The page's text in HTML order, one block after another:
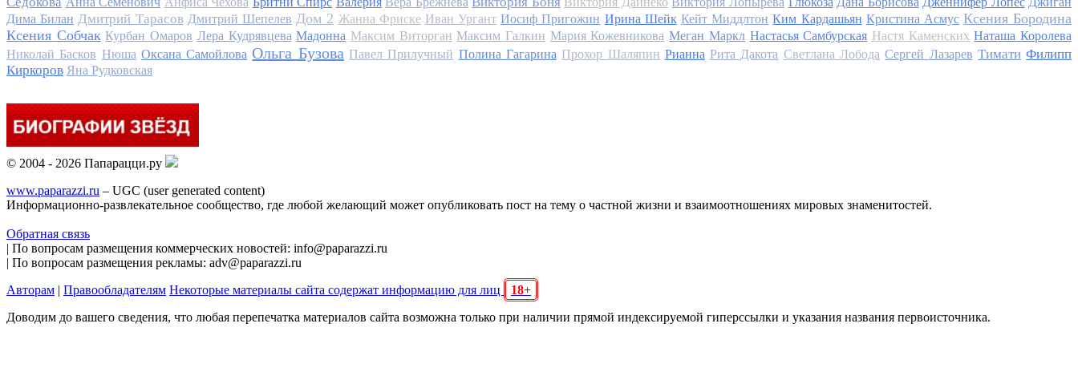
Дима Билан Дмитрий Тарасов Дмитрий Шепелев Дом 2 Жанна Фриске Иван Ургант Иосиф Пригожин Ирина Шейк Кейт Миддлтон Ким Кардашьян Кристина Асмус Ксения Бородина
Ксения Собчак Курбан Омаров Лера Кудрявцева Мадонна Максим Виторган Максим Галкин Мария Кожевникова Меган Маркл Настасья Самбурская Настя Каменских Наташа Королева
Николай Басков Нюша Оксана Самойлова Ольга Бузова Павел Прилучный Полина Гагарина Прохор Шаляпин Рианна Рита Дакота Светлана Лобода Сергей Лазарев Тимати Филипп
Киркоров Яна Рудковская
© 2004 - 2026 Папарацци.ру
www.paparazzi.ru – UGC (user generated content)
Информационно-развлекательное сообщество, где любой желающий может опубликовать пост на тему о частной жизни и взаимоотношениях мировых знаменитостей.
Обратная связь
| По вопросам размещения коммерческих новостей: info@paparazzi.ru
| По вопросам размещения рекламы: adv@paparazzi.ru
Авторам | Правообладателям Некоторые материалы сайта содержат информацию для лиц
18+
Доводим до вашего сведения, что любая перепечатка материалов сайта возможна только при наличии прямой индексируемой гиперссылки и указания названия первоисточника.